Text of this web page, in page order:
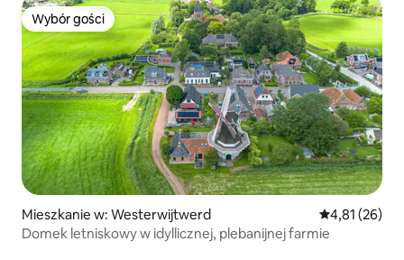
Wybór gości
Wybór gości
Mieszkanie w: Westerwijtwerd Średnia
4,81 (26)
Domek letniskowy w idyllicznej, plebanijnej farmie